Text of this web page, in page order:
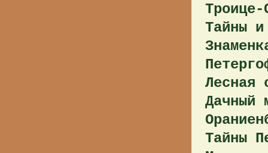
Тайны и
Лесная
Дачный
Тайны